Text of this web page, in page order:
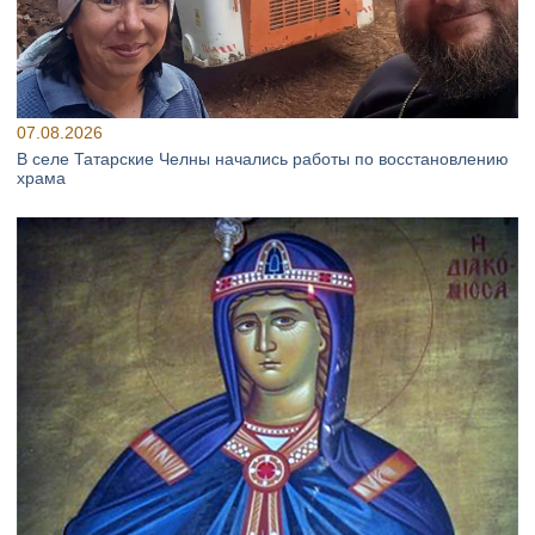
07.08.2026
В селе Татарские Челны начались работы по восстановлению
храма